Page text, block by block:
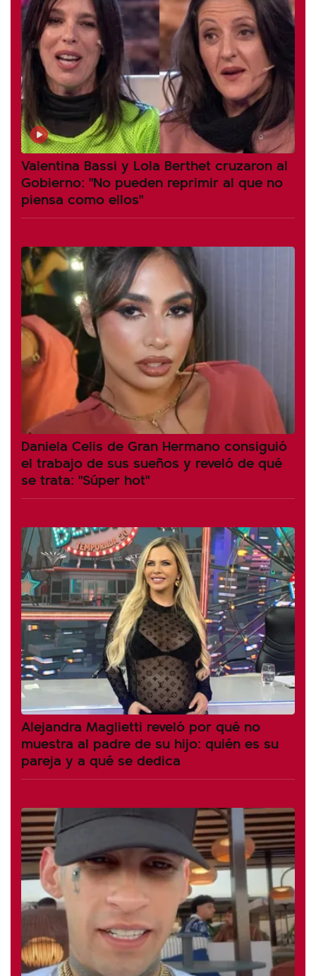
Valentina Bassi y Lola Berthet cruzaron al
Gobierno: "No pueden reprimir al que no
piensa como ellos"
Daniela Celis de Gran Hermano consiguió
el trabajo de sus sueños y reveló de qué
se trata: "Súper hot"
Alejandra Maglietti reveló por qué no
muestra al padre de su hijo: quién es su
pareja y a qué se dedica